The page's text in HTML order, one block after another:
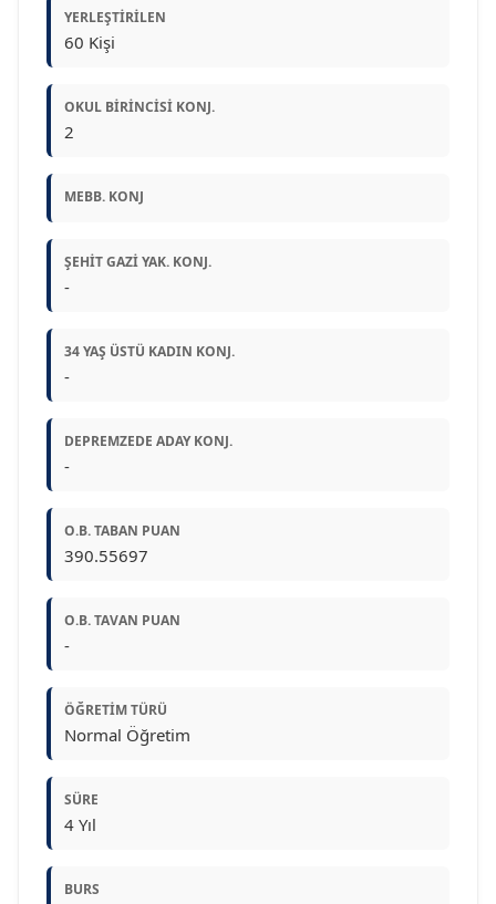
YERLEŞTIRILEN
60 Kişi
OKUL BIRINCISI KONJ.
2
MEBB. KONJ
ŞEHIT GAZI YAK. KONJ.
-
34 YAŞ ÜSTÜ KADIN KONJ.
-
DEPREMZEDE ADAY KONJ.
-
O.B. TABAN PUAN
390.55697
O.B. TAVAN PUAN
-
ÖĞRETIM TÜRÜ
Normal Öğretim
SÜRE
4 Yıl
BURS